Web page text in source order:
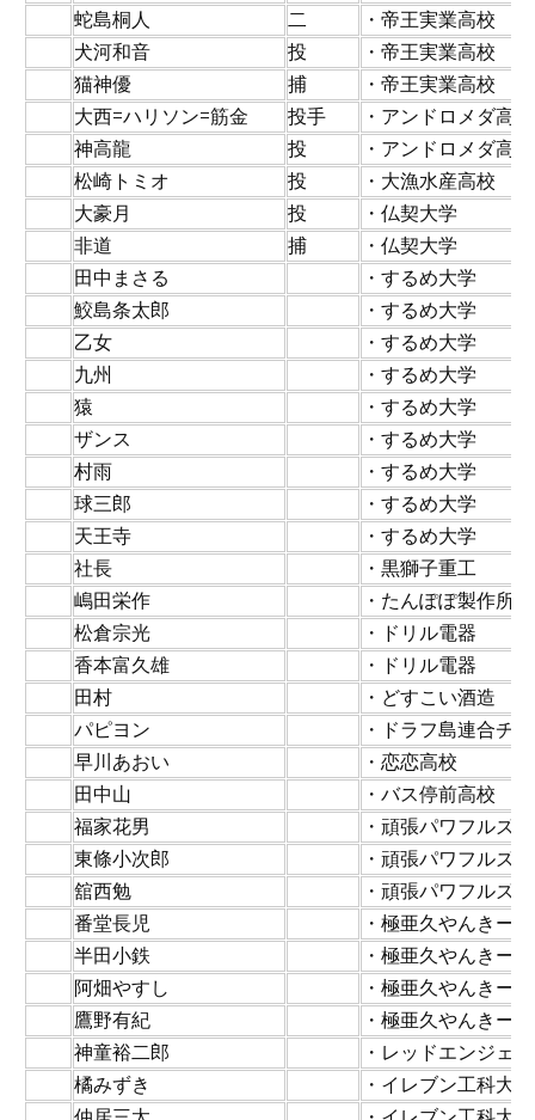
蛇島桐人 二
・帝王実業高校
犬河和音 投
・帝王実業高校
猫神優 捕
・帝王実業高校
大西=ハリソン=筋金 投手
・アンドロメダ高校
神高龍 投
・アンドロメダ高校
松崎トミオ 投
・大漁水産高校
大豪月 投
・仏契大学
非道 捕
・仏契大学
田中まさる
・するめ大学
鮫島条太郎
・するめ大学
乙女
・するめ大学
九州
・するめ大学
猿
・するめ大学
ザンス
・するめ大学
村雨
・するめ大学
球三郎
・するめ大学
天王寺
・するめ大学
社長
・黒獅子重工
嶋田栄作
・たんぽぽ製作所
松倉宗光
・ドリル電器
香本富久雄
・ドリル電器
田村
・どすこい酒造
パピヨン
・ドラフ島連合チ
早川あおい
・恋恋高校
田中山
・バス停前高校
福家花男
・頑張パワフルズ
東條小次郎
・頑張パワフルズ
舘西勉
・頑張パワフルズ
番堂長児
・極亜久やんきーズ
半田小鉄
・極亜久やんきーズ
阿畑やすし
・極亜久やんきーズ
鷹野有紀
・極亜久やんきーズ
神童裕二郎
・レッドエンジェ
橘みずき
・イレブン工科大学